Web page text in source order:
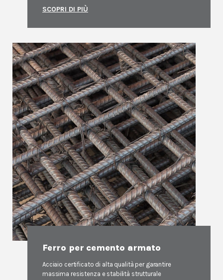
SCOPRI DI PIÙ
Ferro per cemento armato
Acciaio certificato di alta qualità per garantire
massima resistenza e stabilità strutturale